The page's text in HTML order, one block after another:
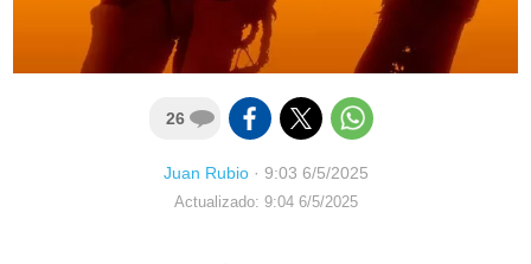
26
Juan Rubio· 9:03 6/5/2025
Actualizado: 9:04 6/5/2025